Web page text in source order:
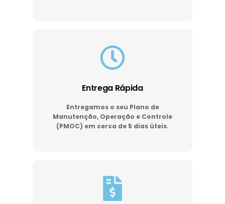
Entrega Rápida
Entregamos o seu Plano de
Manutenção, Operação e Controle
(PMOC) em cerca de 5 dias úteis.